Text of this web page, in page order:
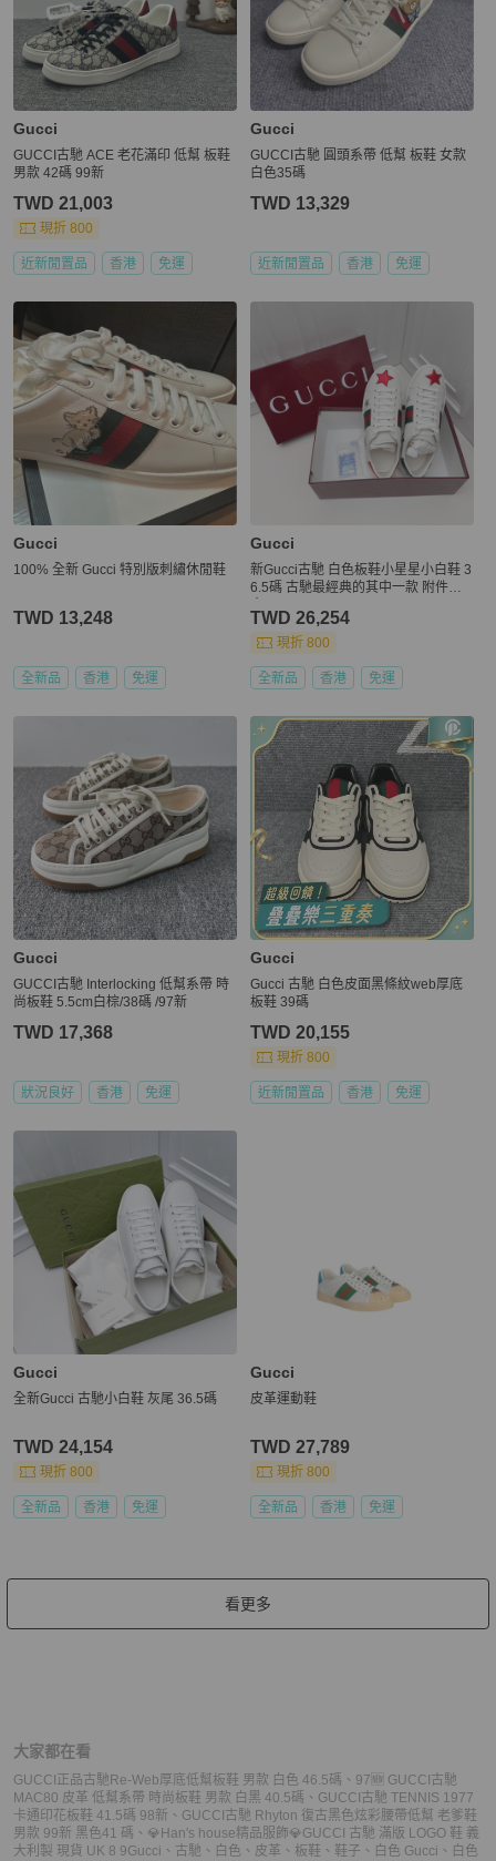
Gucci
GUCCI古馳 ACE 老花滿印 低幫 板鞋
男款 42碼 99新
TWD 21,003
現折 800
近新閒置品 香港 免運
Gucci
GUCCI古馳 圓頭系帶 低幫 板鞋 女款
白色35碼
TWD 13,329
近新閒置品 香港 免運
Gucci
100% 全新 Gucci 特別版刺繡休閒鞋
TWD 13,248
全新品 香港 免運
Gucci
新Gucci古馳 白色板鞋小星星小白鞋 3
6.5碼 古馳最經典的其中一款 附件：
TWD 26,254
現折 800
全新品 香港 免運
Gucci
GUCCI古馳 Interlocking 低幫系帶 時
尚板鞋 5.5cm白棕/38碼 /97新
TWD 17,368
狀況良好 香港 免運
Gucci
Gucci 古馳 白色皮面黑條紋web厚底
板鞋 39碼
TWD 20,155
現折 800
近新閒置品 香港 免運
Gucci
全新Gucci 古馳小白鞋 灰尾 36.5碼
TWD 24,154
現折 800
全新品 香港 免運
Gucci
皮革運動鞋
TWD 27,789
現折 800
全新品 香港 免運
看更多
大家都在看
GUCCI正品古馳Re-Web厚底低幫板鞋 男款 白色 46.5碼 、 97🆕 GUCCI古馳
MAC80 皮革 低幫系帶 時尚板鞋 男款 白黑 40.5碼 、 GUCCI古馳 TENNIS 1977
卡通印花板鞋 41.5碼 98新 、 GUCCI古馳 Rhyton 復古黑色炫彩腰帶低幫 老爹鞋
男款 99新 黑色41 碼 、 💎Han's house精品服飾💎GUCCI 古馳 滿版 LOGO 鞋 義
大利製 ‎現貨 UK 8 9Gucci 、 古馳 、 白色 、 皮革 、 板鞋 、 鞋子 、 白色 Gucci 、 白色